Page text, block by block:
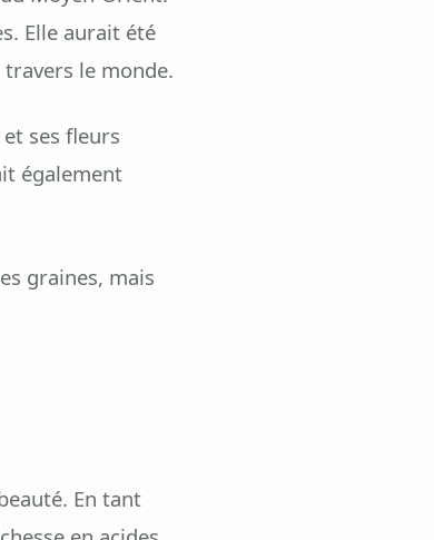
Elle aurait été
le monde.
ses fleurs
également
graines, mais
En tant